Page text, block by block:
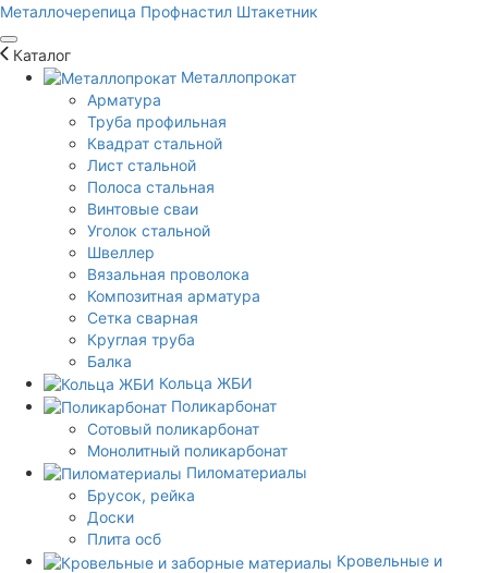
Металлочерепица Профнастил Штакетник
Каталог
Металлопрокат
Арматура
Труба профильная
Квадрат стальной
Лист стальной
Полоса стальная
Винтовые сваи
Уголок стальной
Швеллер
Вязальная проволока
Композитная арматура
Сетка сварная
Круглая труба
Балка
Кольца ЖБИ
Поликарбонат
Сотовый поликарбонат
Монолитный поликарбонат
Пиломатериалы
Брусок, рейка
Доски
Плита осб
Кровельные и